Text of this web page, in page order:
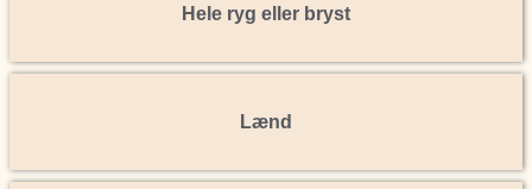
Hele ryg eller bryst
Lænd